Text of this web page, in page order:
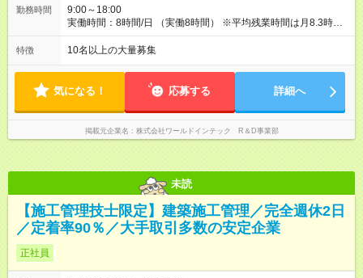
報われる体制です！ ◎残業代は別途全額支給いたします。 ◎年
齢、スキル、適性などを考慮のうえ決定します。 【試用期間】
時と同じです。
勤務時間
9:00～18:00
実働時間：8時間/日 （実働8時間） ※平均残業時間は月8.3時間
とほとんどナシ。ワークライフバランスも取りやすいです。
特徴 10名以上の大量募集
気になる！ 応募する 詳細へ
掲載元企業名 株式会社ワールドインテック R＆D事業部
未読
【施工管理技士限定】建築施工管理／完全週休2日
／定着率90％／大手取引多数の安定企業
正社員